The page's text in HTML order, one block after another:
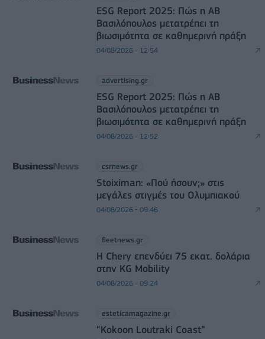
ESG Report 2025: Πώς η ΑΒ
Βασιλόπουλος μετατρέπει τη
βιωσιμότητα σε καθημερινή πράξη
04/08/2026 - 12:54
advertising.gr
ESG Report 2025: Πώς η ΑΒ
Βασιλόπουλος μετατρέπει τη
βιωσιμότητα σε καθημερινή πράξη
04/08/2026 - 12:52
csrnews.gr
Stoiximan: «Πού ήσουν;» στις
μεγάλες στιγμές του Ολυμπιακού
04/08/2026 - 09:46
fleetnews.gr
Η Chery επενδύει 75 εκατ. δολάρια
στην KG Mobility
04/08/2026 - 09:24
esteticamagazine.gr
“Kokoon Loutraki Coast”